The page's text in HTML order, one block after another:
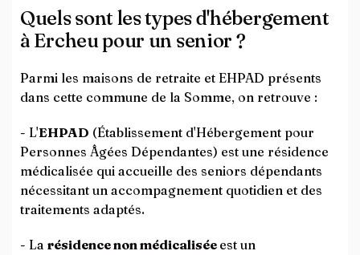
Quels sont les types d'hébergement
à Ercheu pour un senior ?
Parmi les maisons de retraite et EHPAD présents
dans cette commune de la Somme, on retrouve :
- L'EHPAD (Établissement d'Hébergement pour
Personnes Âgées Dépendantes) est une résidence
médicalisée qui accueille des seniors dépendants
nécessitant un accompagnement quotidien et des
traitements adaptés.
- La résidence non médicalisée est un